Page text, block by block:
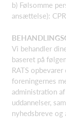
b) Følsomme
ansættelse):
Vi behandler
baseret på
RATS
foreningernes
administration
uddannelser,
nyhedsbreve